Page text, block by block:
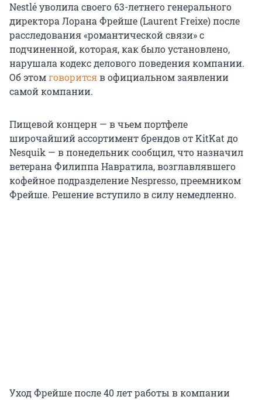
Nestlé уволила своего 63-летнего генерального
директора Лорана Фрейше (Laurent Freixe) после
расследования «романтической связи» с
подчиненной, которая, как было установлено,
нарушала кодекс делового поведения компании.
Об этомговоритсяв официальном заявлении
самой компании.
Пищевой концерн — в чьем портфеле
широчайший ассортимент брендов от KitKat до
Nesquik — в понедельник сообщил, что назначил
ветерана Филиппа Навратила, возглавлявшего
кофейное подразделение Nespresso, преемником
Фрейше. Решение вступило в силу немедленно.
Уход Фрейше после 40 лет работы в компании